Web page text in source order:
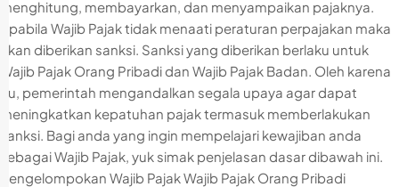
menghitung, membayarkan, dan menyampaikan pajaknya.
Apabila Wajib Pajak tidak menaati peraturan perpajakan maka
akan diberikan sanksi. Sanksi yang diberikan berlaku untuk
Wajib Pajak Orang Pribadi dan Wajib Pajak Badan. Oleh karena
itu, pemerintah mengandalkan segala upaya agar dapat
meningkatkan kepatuhan pajak termasuk memberlakukan
sanksi. Bagi anda yang ingin mempelajari kewajiban anda
sebagai Wajib Pajak, yuk simak penjelasan dasar dibawah ini.
Pengelompokan Wajib Pajak Wajib Pajak Orang Pribadi